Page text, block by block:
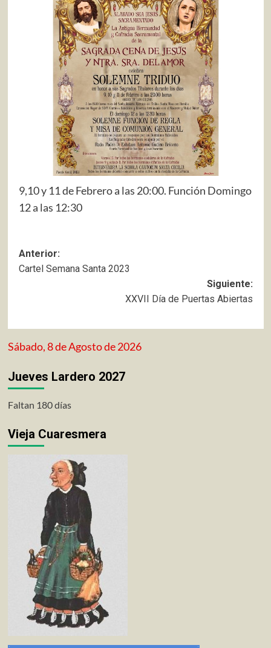
9,10 y 11 de Febrero a las 20:00. Función Domingo
12 a las 12:30
Navegación
de
Anterior:
Cartel Semana Santa 2023
Siguiente:
XXVII Día de Puertas Abiertas
Sábado, 8 de Agosto de 2026
Jueves Lardero 2027
Faltan 180 días
Vieja Cuaresmera